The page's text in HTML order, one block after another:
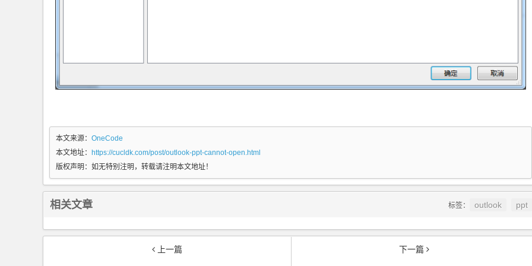
本文来源： OneCode
本文地址：
https://cucldk.com/post/outlook-ppt-cannot-open.html
版权声明： 如无特别注明，转载请注明本文地址！
相关文章 标签： outlook ppt
上一篇 下一篇